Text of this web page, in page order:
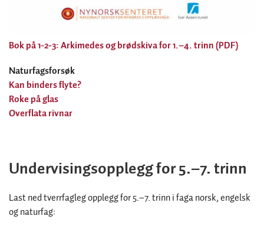
Bok på 1-2-3: Arkimedes og brødskiva for 1.–4. trinn (PDF)
Naturfagsforsøk
Kan binders flyte?
Roke på glas
Overflata rivnar
Undervisingsopplegg for 5.–7. trinn
Last ned tverrfagleg opplegg for 5.–7. trinn i faga norsk, engelsk
og naturfag: